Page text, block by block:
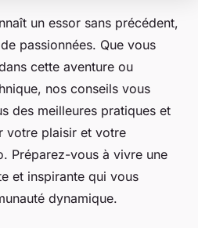
un essor sans précédent,
passionnées. Que vous
cette aventure ou
nos conseils vous
des meilleures pratiques et
votre plaisir et votre
Préparez-vous à vivre une
et inspirante qui vous
dynamique.